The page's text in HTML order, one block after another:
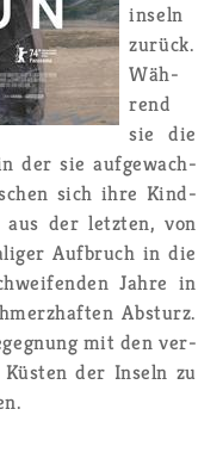
in­seln
zu­rück.
Wäh­
rend
sie die
der sie auf­ge­wach­
sich ihre Kind­
der letz­ten, von
Auf­bruch in die
Jahre in
Ab­sturz.
mit den ver­
der In­seln zu